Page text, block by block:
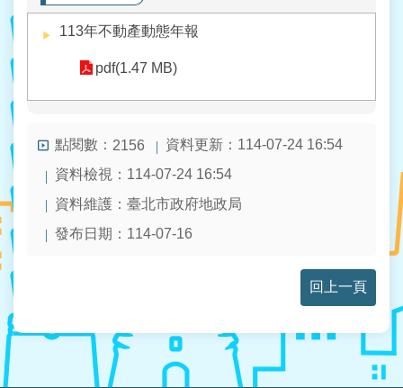
113年不動產動態年報
pdf(1.47 MB)
點閱數： 2156
資料更新：114-07-24 16:54
資料檢視：114-07-24 16:54
資料維護：臺北市政府地政局
發布日期：114-07-16
回上一頁